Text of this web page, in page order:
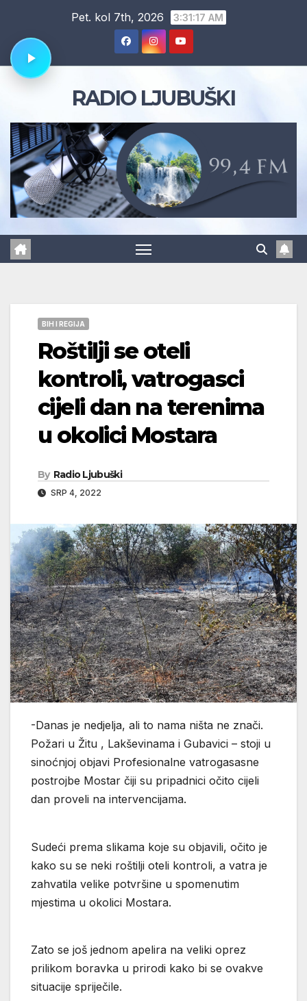
content
Pet. kol 7th, 2026 3:31:18 AM
RADIO LJUBUŠKI
BIH I REGIJA
Roštilji se oteli
kontroli, vatrogasci
cijeli dan na terenima
u okolici Mostara
By Radio Ljubuški
SRP 4, 2022
-Danas je nedjelja, ali to nama ništa ne znači.
Požari u Žitu , Lakševinama i Gubavici – stoji u
sinoćnjoj objavi Profesionalne vatrogasasne
postrojbe Mostar čiji su pripadnici očito cijeli
dan proveli na intervencijama.
Sudeći prema slikama koje su objavili, očito je
kako su se neki roštilji oteli kontroli, a vatra je
zahvatila velike potvršine u spomenutim
mjestima u okolici Mostara.
Zato se još jednom apelira na veliki oprez
prilikom boravka u prirodi kako bi se ovakve
situacije spriječile.